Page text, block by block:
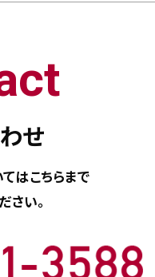
せ
はこちらまで
さい。